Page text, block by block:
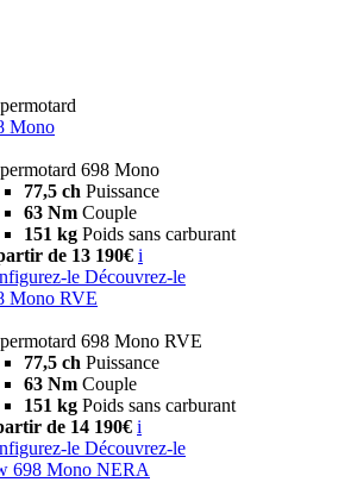
Mono
698 Mono
77,5 ch Puissance
63 Nm Couple
151 kg Poids sans carburant
de 13 190€ i
le Découvrez-le
Mono RVE
698 Mono RVE
77,5 ch Puissance
63 Nm Couple
151 kg Poids sans carburant
de 14 190€ i
le Découvrez-le
698 Mono NERA